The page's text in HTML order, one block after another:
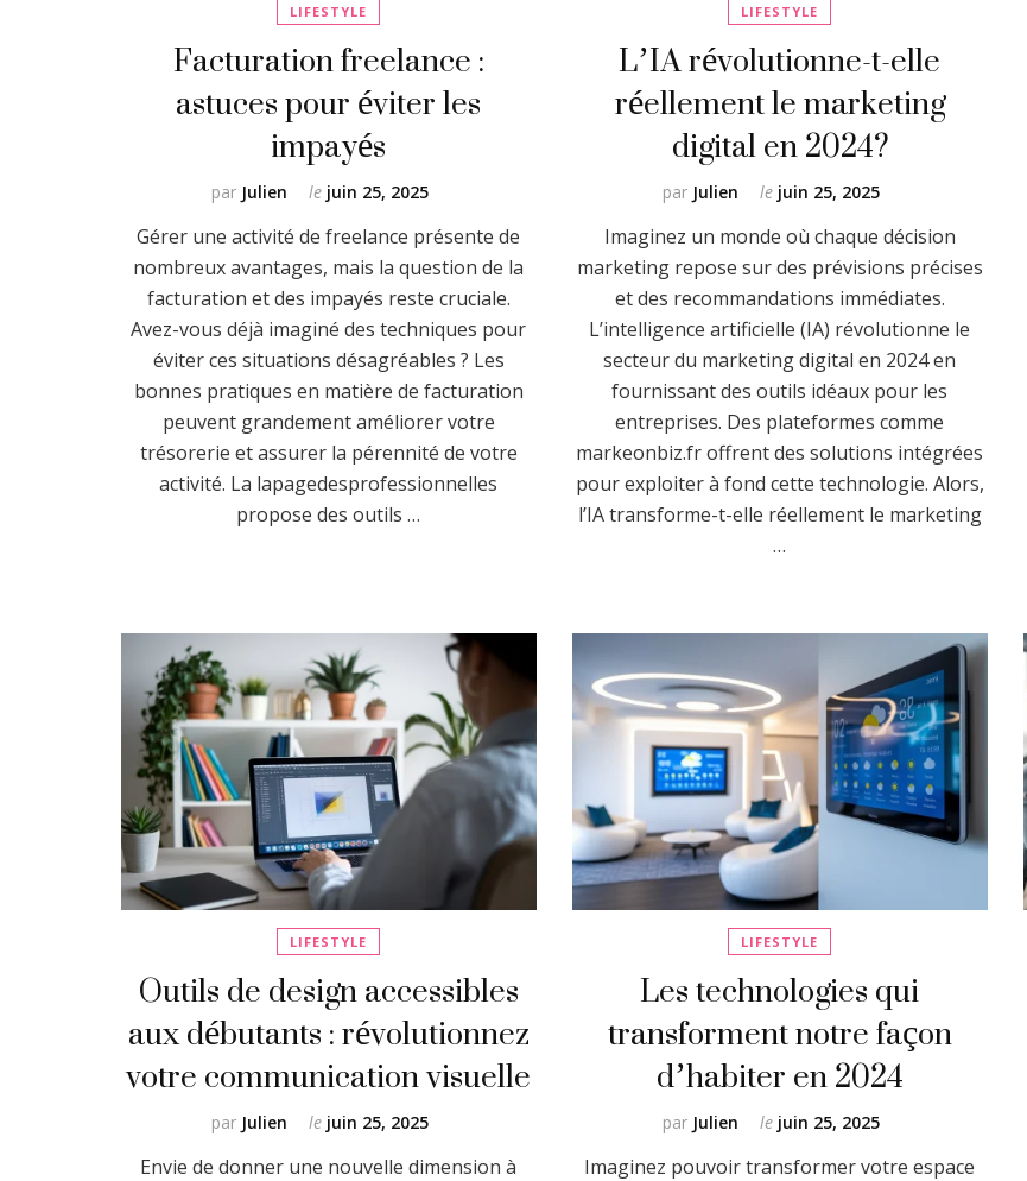
LIFESTYLE
Facturation freelance :
astuces pour éviter les
impayés
par Julien le juin 25, 2025
Gérer une activité de freelance présente de
nombreux avantages, mais la question de la
facturation et des impayés reste cruciale.
Avez-vous déjà imaginé des techniques pour
éviter ces situations désagréables ? Les
bonnes pratiques en matière de facturation
peuvent grandement améliorer votre
trésorerie et assurer la pérennité de votre
activité. La lapagedesprofessionnelles
propose des outils …
LIFESTYLE
L’IA révolutionne-t-elle
réellement le marketing
digital en 2024?
par Julien le juin 25, 2025
Imaginez un monde où chaque décision
marketing repose sur des prévisions précises
et des recommandations immédiates.
L’intelligence artificielle (IA) révolutionne le
secteur du marketing digital en 2024 en
fournissant des outils idéaux pour les
entreprises. Des plateformes comme
markeonbiz.fr offrent des solutions intégrées
pour exploiter à fond cette technologie. Alors,
l’IA transforme-t-elle réellement le marketing
…
LIFESTYLE
Outils de design accessibles
aux débutants : révolutionnez
votre communication visuelle
par Julien le juin 25, 2025
Envie de donner une nouvelle dimension à
LIFESTYLE
Les technologies qui
transforment notre façon
d’habiter en 2024
par Julien le juin 25, 2025
Imaginez pouvoir transformer votre espace